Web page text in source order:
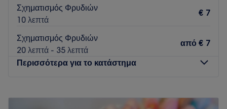
Σχηματισμός Φρυδιών
10 λεπτά
€ 7
Σχηματισμός Φρυδιών
20 λεπτά - 35 λεπτά
από € 7
Περισσότερα για το κατάστημα
10:00
20:00